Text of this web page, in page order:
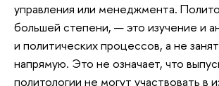
управления или менеджмента.
большей степени, — это изучение и
и политических процессов, а не
напрямую. Это не означает, что
политологии не могут участвовать в